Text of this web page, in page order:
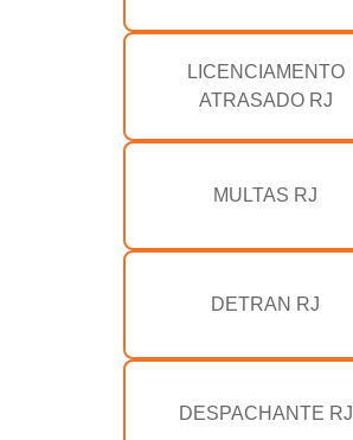
LICENCIAMENTO
ATRASADO RJ
MULTAS RJ
DETRAN RJ
DESPACHANTE RJ